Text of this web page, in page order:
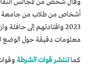
2023 واقتادتهم إلى
معلومات دقيقة حول الوضع
كماتنتشر قوات الشرطة